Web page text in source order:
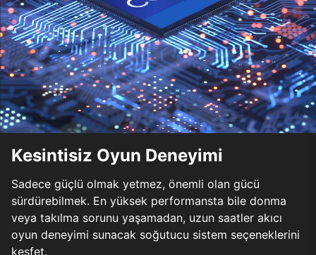
Kesintisiz Oyun Deneyimi
Sadece güçlü olmak yetmez, önemli olan gücü
sürdürebilmek. En yüksek performansta bile donma
veya takılma sorunu yaşamadan, uzun saatler akıcı
oyun deneyimi sunacak soğutucu sistem seçeneklerini
keşfet.